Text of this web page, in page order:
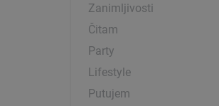
Zanimljivosti
Čitam
Party
Lifestyle
Putujem